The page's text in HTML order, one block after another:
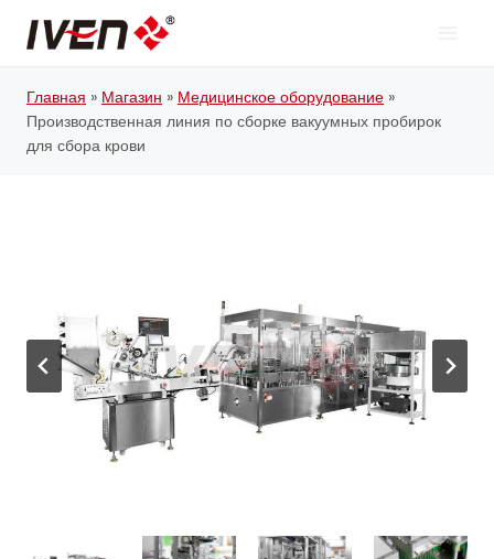
контенту
Главная » Магазин » Медицинское оборудование »
Производственная линия по сборке вакуумных пробирок
для сбора крови